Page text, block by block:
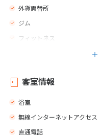
外貨両替所
ジム
フィットネス
客室情報
浴室
無線インターネットアクセス
直通電話